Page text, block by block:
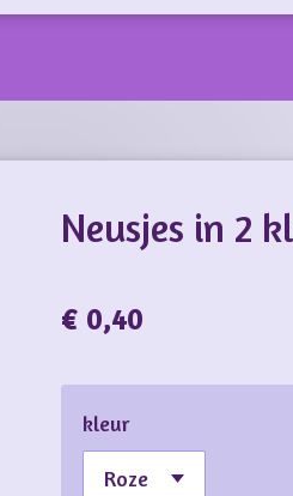
Neusjes in 2
€ 0,40
kleur